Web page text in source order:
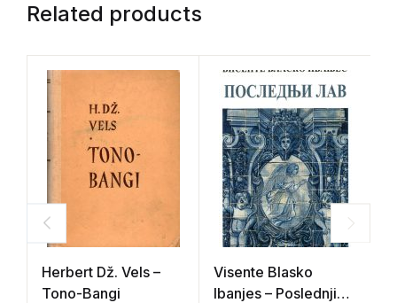
Related products
Herbert Dž. Vels –
Tono-Bangi
Visente Blasko
Ibanjes – Poslednji